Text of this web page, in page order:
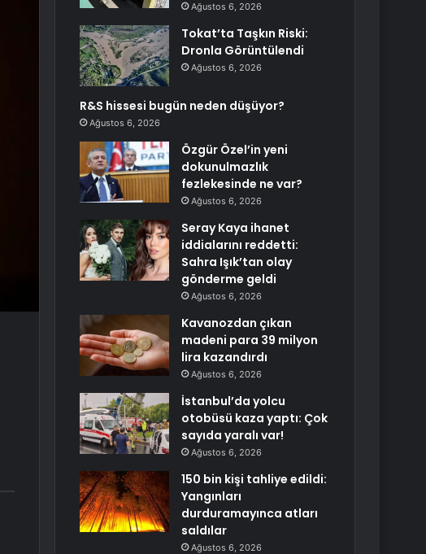
Ağustos 6, 2026
Tokat’ta Taşkın Riski:
Dronla Görüntülendi
Ağustos 6, 2026
R&S hissesi bugün neden düşüyor?
Ağustos 6, 2026
Özgür Özel’in yeni
dokunulmazlık
fezlekesinde ne var?
Ağustos 6, 2026
Seray Kaya ihanet
iddialarını reddetti:
Sahra Işık’tan olay
gönderme geldi
Ağustos 6, 2026
Kavanozdan çıkan
madeni para 39 milyon
lira kazandırdı
Ağustos 6, 2026
İstanbul’da yolcu
otobüsü kaza yaptı: Çok
sayıda yaralı var!
Ağustos 6, 2026
150 bin kişi tahliye edildi:
Yangınları
durduramayınca atları
saldılar
Ağustos 6, 2026